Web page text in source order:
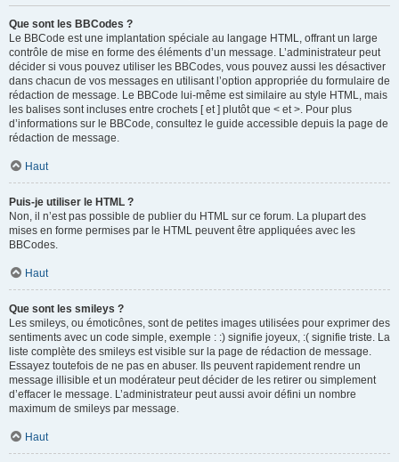
Que sont les BBCodes ?
Le BBCode est une implantation spéciale au langage HTML, offrant un large
contrôle de mise en forme des éléments d’un message. L’administrateur peut
décider si vous pouvez utiliser les BBCodes, vous pouvez aussi les désactiver
dans chacun de vos messages en utilisant l’option appropriée du formulaire de
rédaction de message. Le BBCode lui-même est similaire au style HTML, mais
les balises sont incluses entre crochets [ et ] plutôt que < et >. Pour plus
d’informations sur le BBCode, consultez le guide accessible depuis la page de
rédaction de message.
Haut
Puis-je utiliser le HTML ?
Non, il n’est pas possible de publier du HTML sur ce forum. La plupart des
mises en forme permises par le HTML peuvent être appliquées avec les
BBCodes.
Haut
Que sont les smileys ?
Les smileys, ou émoticônes, sont de petites images utilisées pour exprimer des
sentiments avec un code simple, exemple : :) signifie joyeux, :( signifie triste. La
liste complète des smileys est visible sur la page de rédaction de message.
Essayez toutefois de ne pas en abuser. Ils peuvent rapidement rendre un
message illisible et un modérateur peut décider de les retirer ou simplement
d’effacer le message. L’administrateur peut aussi avoir défini un nombre
maximum de smileys par message.
Haut